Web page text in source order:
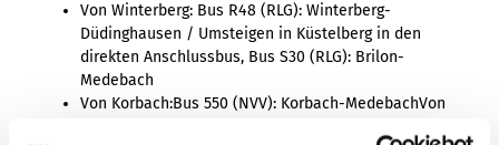
Von Winterberg: Bus R48 (RLG): Winterberg-
Düdinghausen / Umsteigen in Küstelberg in den
direkten Anschlussbus, Bus S30 (RLG): Brilon-
Medebach
Von Korbach:Bus 550 (NVV): Korbach-MedebachVon